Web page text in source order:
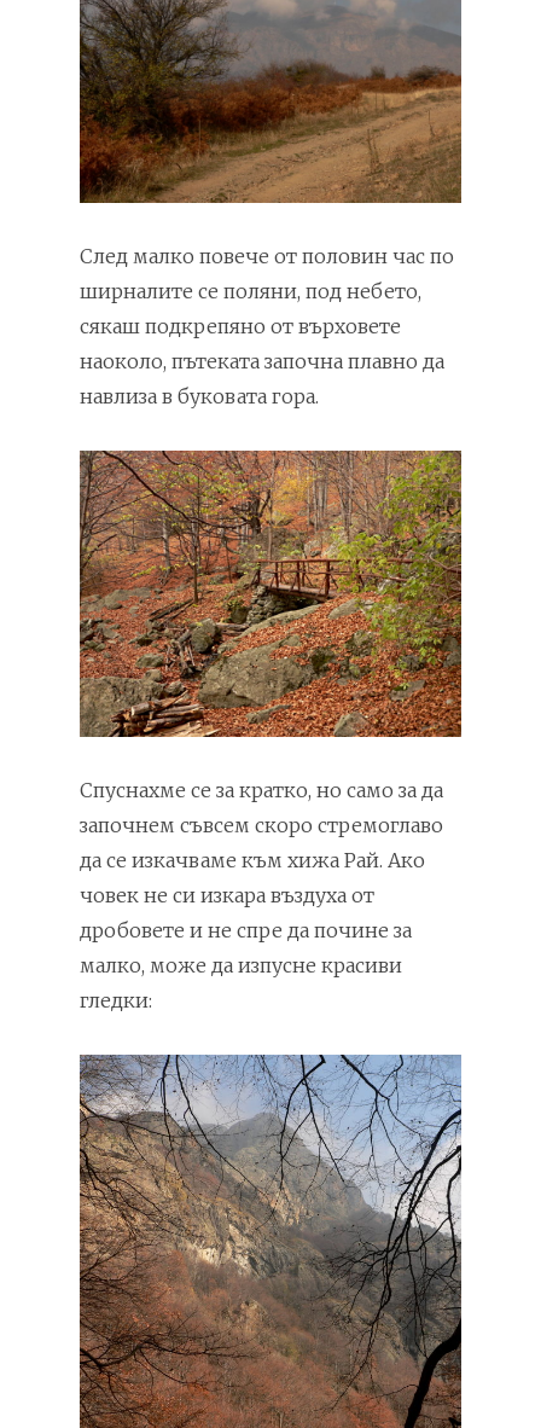
След малко повече от половин час по
ширналите се поляни, под небето,
сякаш подкрепяно от върховете
наоколо, пътеката започна плавно да
навлиза в буковата гора.
Спуснахме се за кратко, но само за да
започнем съвсем скоро стремоглаво
да се изкачваме към хижа Рай. Ако
човек не си изкара въздуха от
дробовете и не спре да почине за
малко, може да изпусне красиви
гледки: